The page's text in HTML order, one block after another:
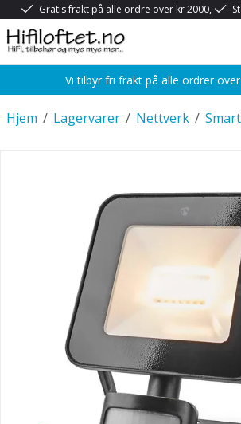
Gratis frakt på alle ordre over kr 2000,-
Vi tilbyr fri frakt på alle ordrer
/
Hjem /
Lagervarer /
Nettverk